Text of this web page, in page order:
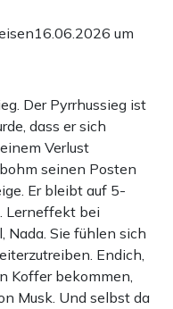
16.06.2026 um
Der Pyrrhussieg ist
dass er sich
Verlust
seinen Posten
Er bleibt auf 5-
Lerneffekt bei
Nada. Sie fühlen sich
Endich,
Koffer bekommen,
Musk. Und selbst da